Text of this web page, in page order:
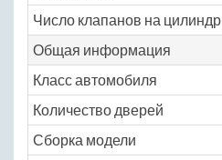
Число клапанов на цилиндр
Общая информация
Класс автомобиля
Количество дверей
Сборка модели